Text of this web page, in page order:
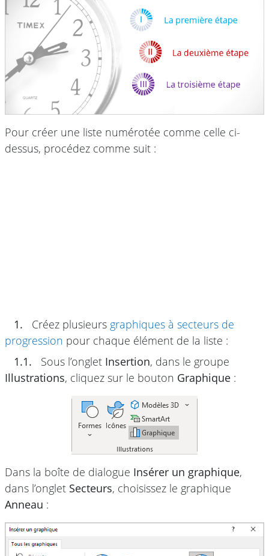
Pour créer une liste numérotée comme celle ci-
dessus, procédez comme suit :
1. Créez plusieurs graphiques à secteurs de
progression pour chaque élément de la liste :
1.1.
Sous l’onglet Insertion, dans le groupe
Illustrations, cliquez sur le bouton Graphique :
Dans la boîte de dialogue Insérer un graphique,
dans l’onglet Secteurs, choisissez le graphique
Anneau :